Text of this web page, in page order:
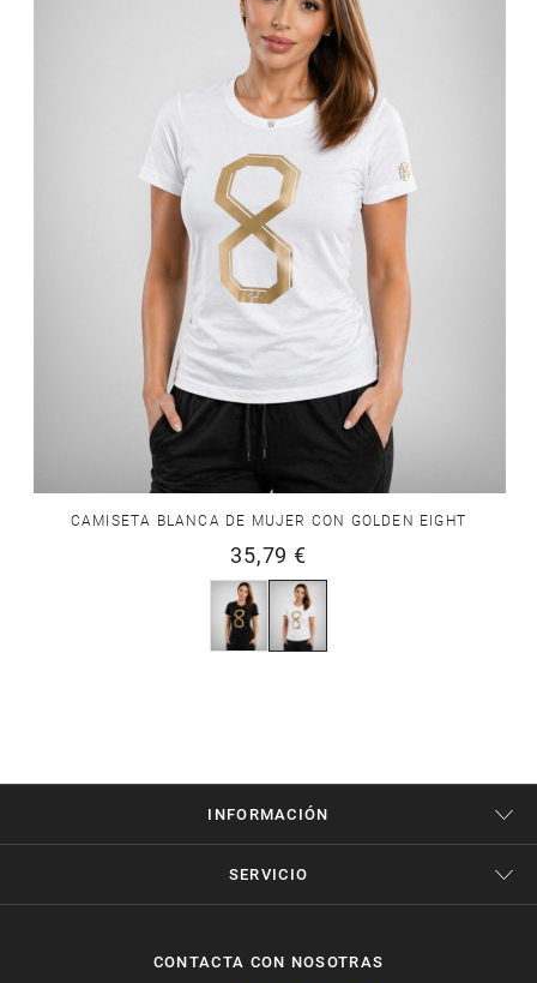
CAMISETA BLANCA DE MUJER CON GOLDEN EIGHT
35,79 €
INFORMACIÓN
SERVICIO
CONTACTA CON NOSOTRAS